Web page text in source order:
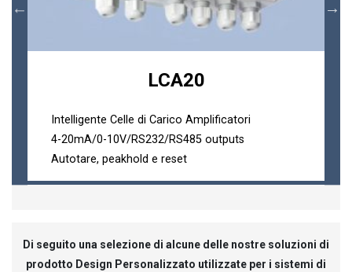
LCA20
Intelligente Celle di Carico Amplificatori
4-20mA/0-10V/RS232/RS485 outputs
Autotare, peakhold e reset
Di seguito una selezione di alcune delle nostre soluzioni di
prodotto Design Personalizzato utilizzate per i sistemi di